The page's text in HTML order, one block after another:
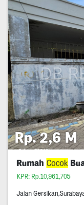
Rp. 2,6 M
Rumah Cocok
KPR: Rp.10,961,705
Jalan